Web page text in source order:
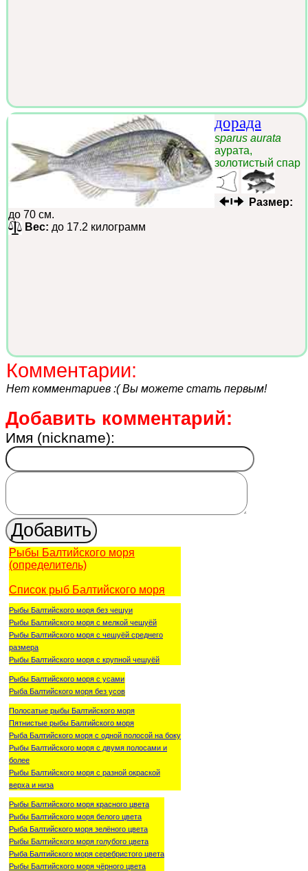
дорада
sparus aurata
аурата,
золотистый спар
Размер:
до 70 см.
Вес: до 17.2 килограмм
Комментарии:
Нет комментариев :( Вы можете стать первым!
Добавить комментарий:
Имя (nickname):
Рыбы Балтийского моря
(определитель)
Список рыб Балтийского моря
Рыбы Балтийского моря без чешуи
Рыбы Балтийского моря с мелкой чешуёй
Рыбы Балтийского моря с чешуёй среднего
размера
Рыбы Балтийского моря с крупной чешуёй
Рыбы Балтийского моря с усами
Рыба Балтийского моря без усов
Полосатые рыбы Балтийского моря
Пятнистые рыбы Балтийского моря
Рыба Балтийского моря с одной полосой на боку
Рыбы Балтийского моря с двумя полосами и
более
Рыбы Балтийского моря с разной окраской
верха и низа
Рыбы Балтийского моря красного цвета
Рыбы Балтийского моря белого цвета
Рыба Балтийского моря зелёного цвета
Рыбы Балтийского моря голубого цвета
Рыба Балтийского моря серебристого цвета
Рыбы Балтийского моря чёрного цвета